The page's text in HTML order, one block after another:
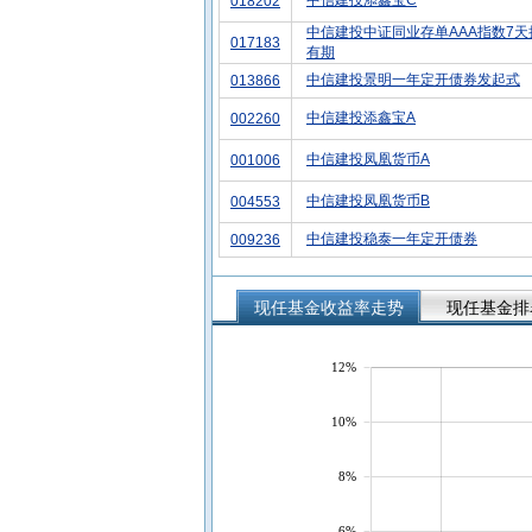
017183
中信建投中证同业存单AAA指数7天
有期
013866
中信建投景明一年定开债券发起式
002260 中信建投添鑫宝A
001006 中信建投凤凰货币A
004553 中信建投凤凰货币B
009236 中信建投稳泰一年定开债券
现任基金收益率走势 现任基金
8%
10%
12%